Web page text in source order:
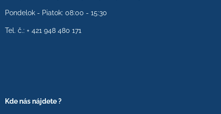
Pondelok - Piatok: 08:00 - 15:30
Tel. č.: + 421 948 480 171
Kde nás nájdete ?